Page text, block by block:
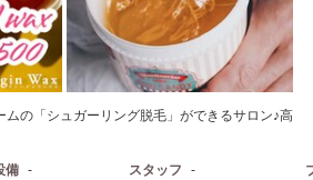
ムの「シュガーリング脱毛」ができるサロン♪高
備 - スタッフ -